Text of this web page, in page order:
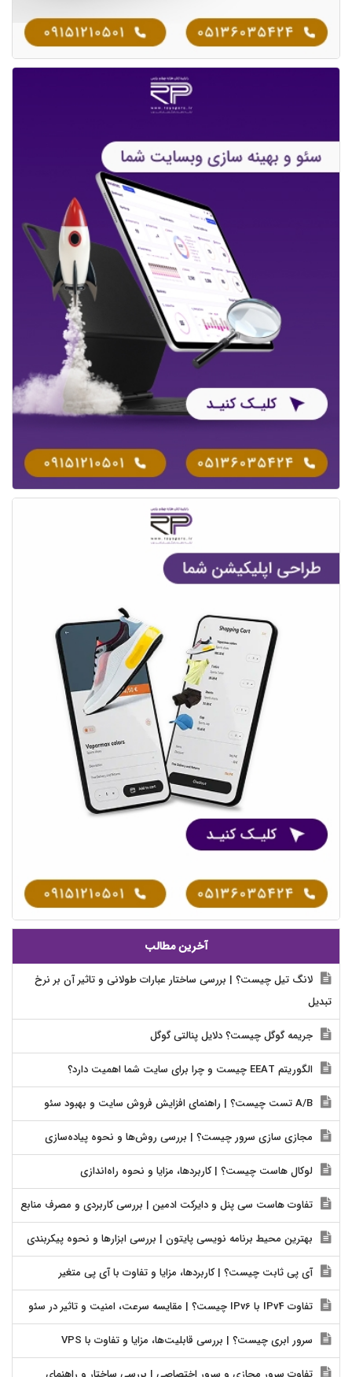
آخرین مطالب
لانگ تیل چیست؟ | بررسی ساختار عبارات طولانی و تاثیر آن بر نرخ
تبدیل
جریمه گوگل چیست؟ دلایل پنالتی گوگل
الگوریتم EEAT چیست و چرا برای سایت شما اهمیت دارد؟
مجازی سازی سرور چیست؟ | بررسی روش‌ها و نحوه پیاده‌سازی
لوکال هاست چیست؟ | کاربردها، مزایا و نحوه راه‌اندازی
تفاوت هاست سی پنل و دایرکت ادمین | بررسی کاربردی و مصرف منابع
بهترین محیط برنامه نویسی پایتون | بررسی ابزارها و نحوه پیکربندی
آی پی ثابت چیست؟ | کاربردها، مزایا و تفاوت با آی پی متغیر
تفاوت IPv4 با IPv6 چیست؟ | مقایسه سرعت، امنیت و تاثیر در سئو
سرور ابری چیست؟ | بررسی قابلیت‌ها، مزایا و تفاوت با VPS